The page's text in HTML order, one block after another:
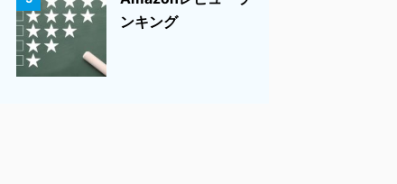
ンキング